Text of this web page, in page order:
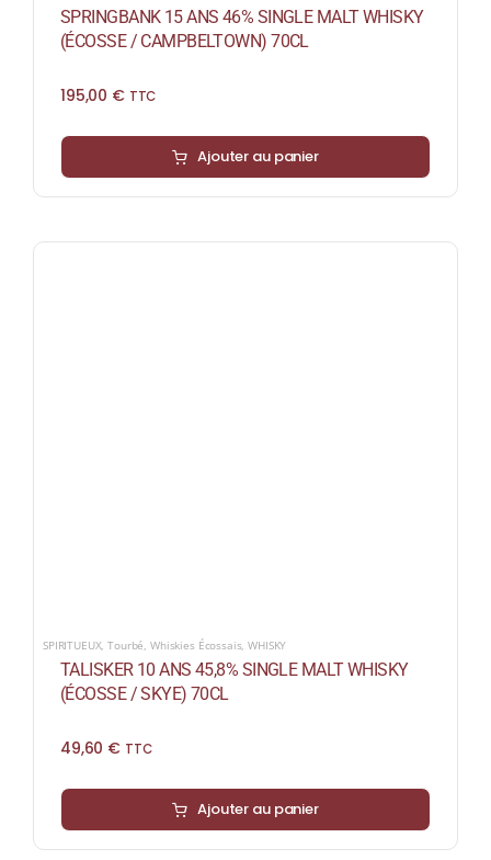
SPRINGBANK 15 ANS 46% SINGLE MALT WHISKY
(ÉCOSSE / CAMPBELTOWN) 70CL
195,00 € TTC
Ajouter au panier
SPIRITUEUX,Tourbé, Whiskies Écossais,WHISKY
TALISKER 10 ANS 45,8% SINGLE MALT WHISKY
(ÉCOSSE / SKYE) 70CL
49,60 € TTC
Ajouter au panier